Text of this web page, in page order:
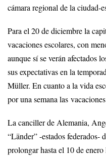
cámara regional de la ciudad-
Para el 20 de diciembre la
vacaciones escolares, con
aunque sí se verán afectados
sus expectativas en la
Müller. En cuanto a la vida
por una semana las
La canciller de Alemania,
“Länder” -estados federados-
prolongar hasta el 10 de